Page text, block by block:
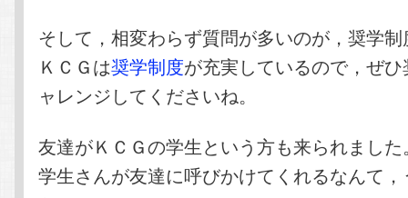
そして，相変わらず質問が多いのが，奨学
ＫＣＧは奨学制度が充実しているので，ぜ
ャレンジしてくださいね。
友達がＫＣＧの学生という方も来られました
学生さんが友達に呼びかけてくれるなんて